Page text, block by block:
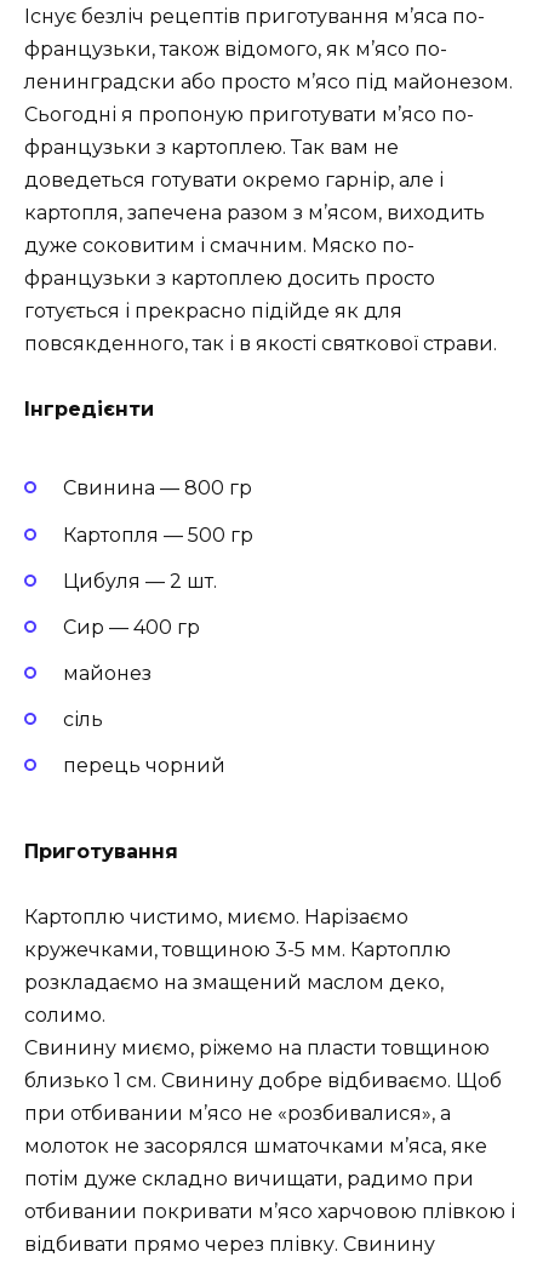
Існує безліч рецептів приготування м’яса по-
французьки, також відомого, як м’ясо по-
ленинградски або просто м’ясо під майонезом.
Сьогодні я пропоную приготувати м’ясо по-
французьки з картоплею. Так вам не
доведеться готувати окремо гарнір, але і
картопля, запечена разом з м’ясом, виходить
дуже соковитим і смачним. Мяско по-
французьки з картоплею досить просто
готується і прекрасно підійде як для
повсякденного, так і в якості святкової страви.
Інгредієнти
Свинина — 800 гр
Картопля — 500 гр
Цибуля — 2 шт.
Сир — 400 гр
майонез
сіль
перець чорний
Приготування
Картоплю чистимо, миємо. Нарізаємо
кружечками, товщиною 3-5 мм. Картоплю
розкладаємо на змащений маслом деко,
солимо.
Свинину миємо, ріжемо на пласти товщиною
близько 1 см. Свинину добре відбиваємо. Щоб
при отбивании м’ясо не «розбивалися», а
молоток не засорялся шматочками м’яса, яке
потім дуже складно вичищати, радимо при
отбивании покривати м’ясо харчовою плівкою і
відбивати прямо через плівку. Свинину